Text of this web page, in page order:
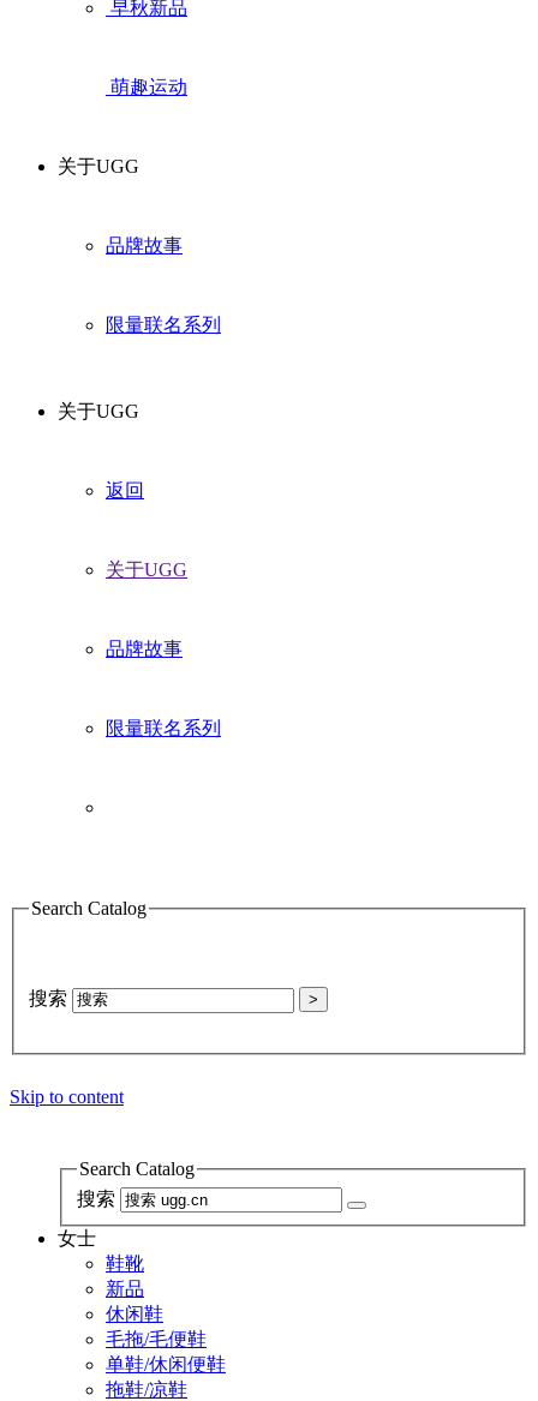
早秋新品
萌趣运动
关于UGG
品牌故事
限量联名系列
关于UGG
返回
关于UGG
品牌故事
限量联名系列
Search Catalog
搜索 >
Skip to content
Search Catalog
搜索
女士
鞋靴
新品
休闲鞋
毛拖/毛便鞋
单鞋/休闲便鞋
拖鞋/凉鞋